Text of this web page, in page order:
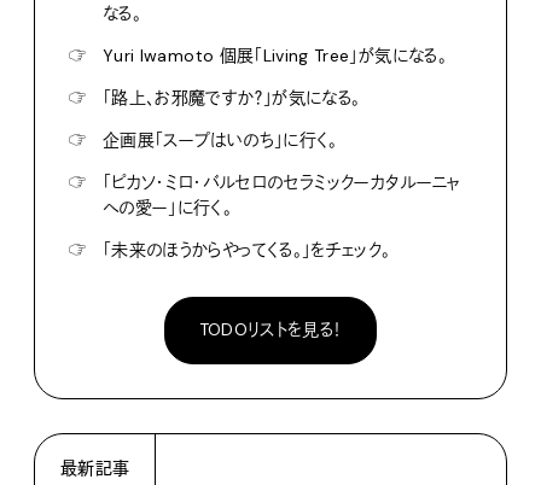
なる。
☞
Yuri Iwamoto 個展「Living Tree」が気になる。
☞
「路上、お邪魔ですか？」が気になる。
☞
企画展「スープはいのち」に行く。
☞
「ピカソ・ミロ・バルセロのセラミックーカタルーニャ
への愛ー」に行く。
☞
「未来のほうからやってくる。」をチェック。
TODOリストを見る！
最新記事